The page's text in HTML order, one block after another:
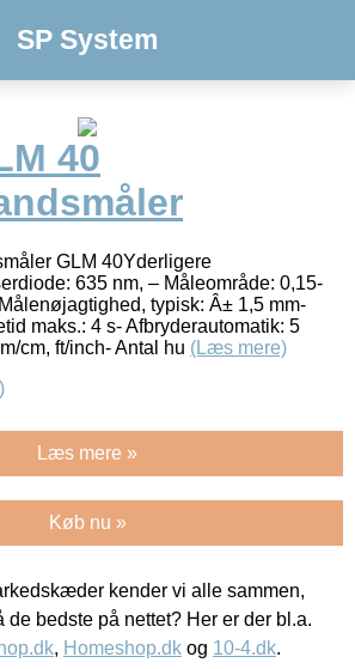
SP System
40
GLM 40Yderligere
635 nm, – Måleområde: 0,15-
typisk: Â± 1,5 mm-
maks.: 4 s- Afbryderautomatik: 5
cm, ft/inch- Antal hu (Læs mere)
Læs mere »
Køb nu »
kender vi alle sammen,
de bedste på nettet? Her er der bl.a.
, Homeshop.dk og 10-4.dk.